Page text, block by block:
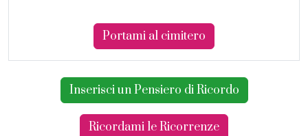
Portami al cimitero
Inserisci un Pensiero di Ricordo
Ricordami le Ricorrenze